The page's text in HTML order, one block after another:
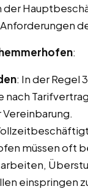
der
:
: In der Regel
nach
müssen oft
einspringen